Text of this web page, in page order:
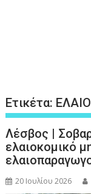
Ετικέτα:
Λέσβος |
ελαιοκομικό
20 Ιουλίου 2026